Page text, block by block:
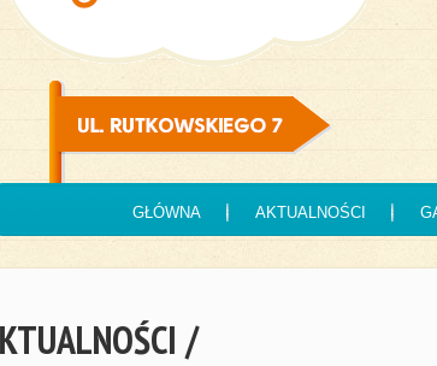
GŁÓWNA AKTUALNOŚCI
/